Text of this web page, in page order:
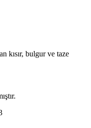
kısır, bulgur ve taze